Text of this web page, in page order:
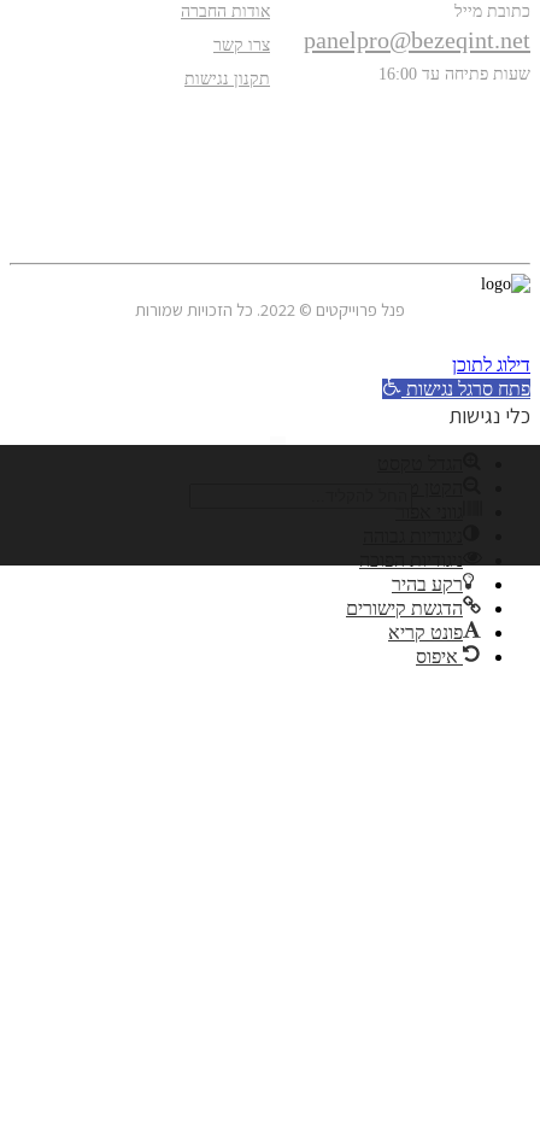
כתובת מייל
panelpro@bezeqint.net
שעות פתיחה עד 16:00
אודות החברה
צרו קשר
תקנון נגישות
פנל פרוייקטים © 2022. כל הזכויות שמורות
דילוג לתוכן
פתח סרגל נגישות
כלי נגישות
רקע בהיר
הדגשת קישורים
פונט קריא
איפוס